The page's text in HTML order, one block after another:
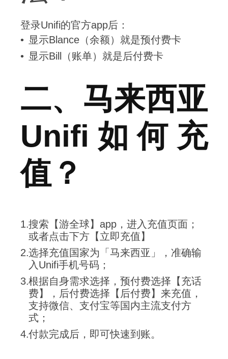
登录Unifi的官方app后：
显示Blance（余额）就是预付费卡
显示Bill（账单）就是后付费卡
二、马来西亚
Unifi如何充
值？
搜索【游全球】app，进入充值页面；
或者点击下方【立即充值】
选择充值国家为「马来西亚」，准确输
入Unifi手机号码；
根据自身需求选择，预付费选择【充话
费】，后付费选择【后付费】来充值，
支持微信、支付宝等国内主流支付方
式；
付款完成后，即可快速到账。